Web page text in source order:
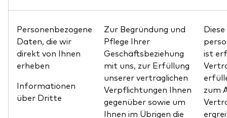
Personenbezogene
Daten, die wir
direkt von Ihnen
erheben
Informationen
über Dritte
Zur Begründung und
Pflege Ihrer
Geschäftsbeziehung
mit uns, zur Erfüllung
unserer vertraglichen
Verpflichtungen Ihnen
gegenüber sowie um
Ihnen im Übrigen die
ist
zum